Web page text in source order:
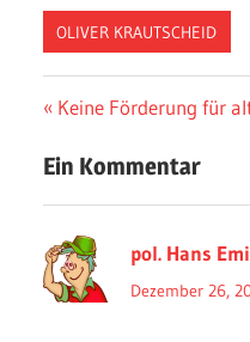
OLIVER KRAUTSCHEID
Vorheriger
Keine Förderung für
Ein Kommentar
pol. Hans
Dezember 26,